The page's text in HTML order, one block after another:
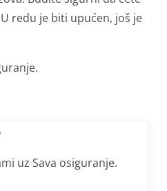
redu je biti upućen, još je
uz Sava osiguranje.